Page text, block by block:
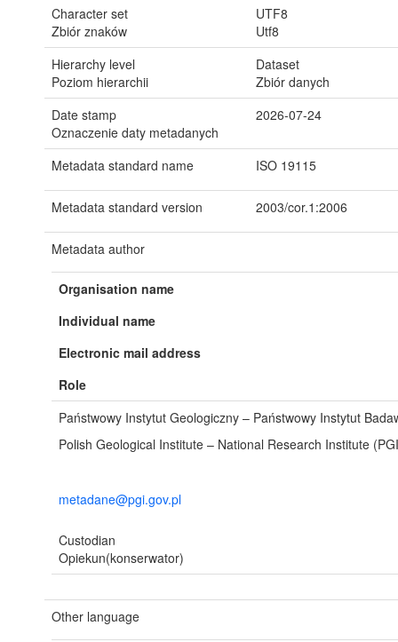
Character set
Zbiór znaków
UTF8
Utf8
Hierarchy level
Poziom hierarchii
Dataset
Zbiór danych
Date stamp
Oznaczenie daty metadanych
2026-07-24
Metadata standard name ISO 19115
Metadata standard version 2003/cor.1:2006
Metadata author
Organisation name
Individual name
Electronic mail address
Role
Państwowy Instytut Geologiczny – Państwowy Instytut
Polish Geological Institute – National Research Institute
metadane@pgi.gov.pl
Custodian
Opiekun(konserwator)
Other language